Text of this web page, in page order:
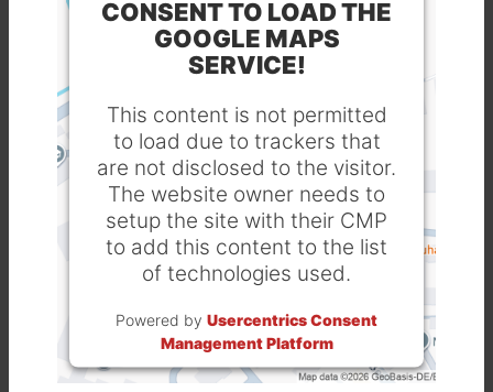
CONSENT TO LOAD THE
GOOGLE MAPS
SERVICE!
This content is not permitted
to load due to trackers that
are not disclosed to the visitor.
The website owner needs to
setup the site with their CMP
to add this content to the list
of technologies used.
Powered by Usercentrics Consent
Management Platform